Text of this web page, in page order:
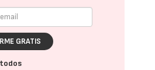
GRATIS